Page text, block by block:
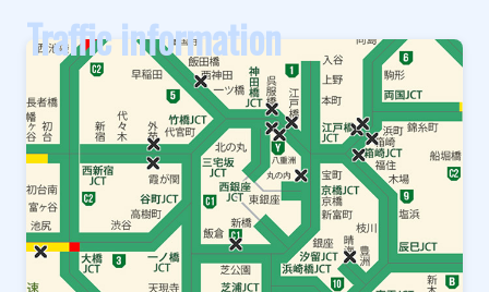
Traffic information